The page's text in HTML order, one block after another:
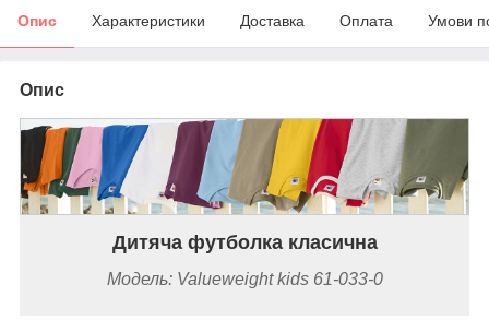
Опис Характеристики Доставка Оплата Умови
Опис
Дитяча футболка класична
Модель: Valueweight kids 61-033-0